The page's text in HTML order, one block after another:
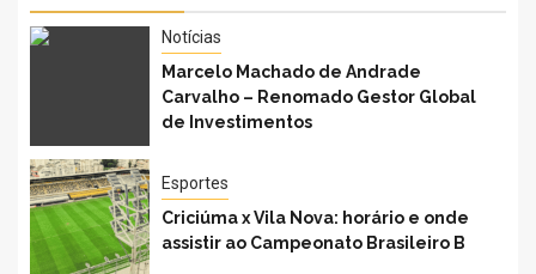
Notícias
Marcelo Machado de Andrade
Carvalho – Renomado Gestor Global
de Investimentos
Esportes
Criciúma x Vila Nova: horário e onde
assistir ao Campeonato Brasileiro B